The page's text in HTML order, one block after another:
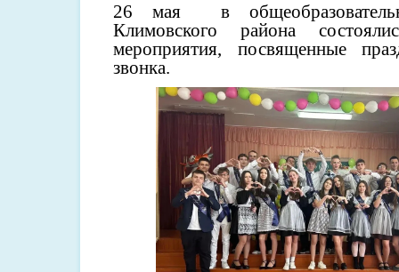
26 мая в
Климовского района
мероприятия, посвященные
звонка.